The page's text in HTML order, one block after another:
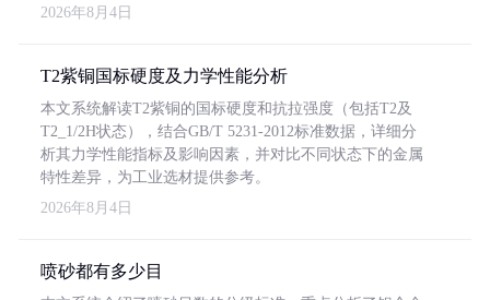
2026年8月4日
T2紫铜国标硬度及力学性能分析
本文系统解读T2紫铜的国标硬度和抗拉强度（包括T2及
T2_1/2H状态），结合GB/T 5231-2012标准数据，详细分
析其力学性能指标及影响因素，并对比不同状态下的金属
特性差异，为工业选材提供参考。
2026年8月4日
喷砂都有多少目